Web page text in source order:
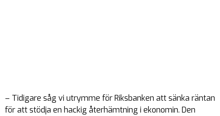
– Tidigare såg vi utrymme för Riksbanken att sänka räntan
för att stödja en hackig återhämtning i ekonomin. Den